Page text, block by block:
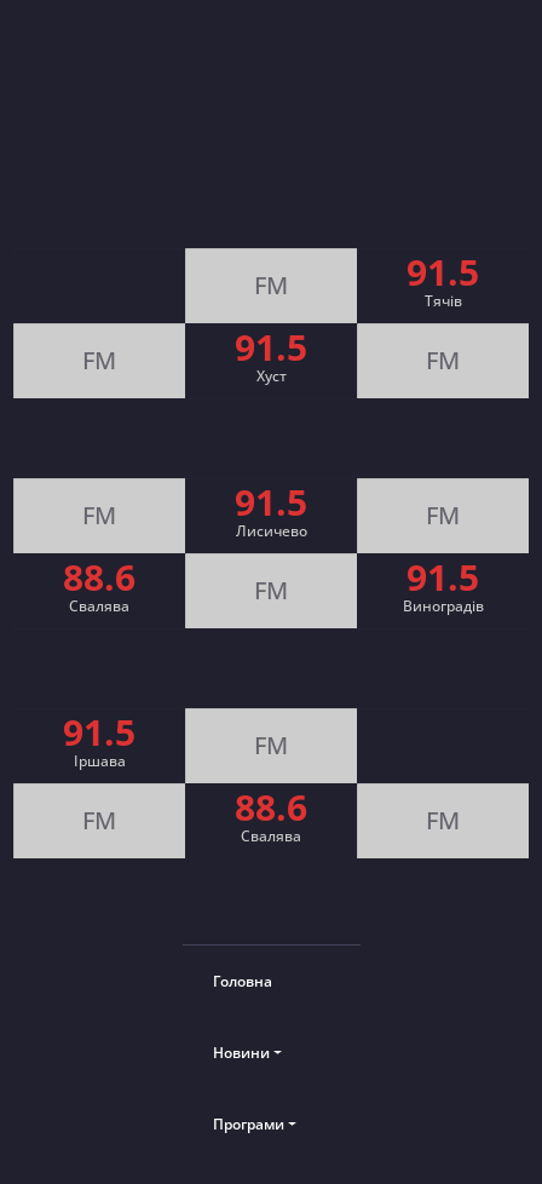
FM 91.5
Тячів
FM 91.5
Хуст FM
FM 91.5
Лисичево FM
88.6
Свалява FM 91.5
Виноградів
91.5
Іршава FM
FM 88.6
Cвалява FM
Головна
Новини
Програми